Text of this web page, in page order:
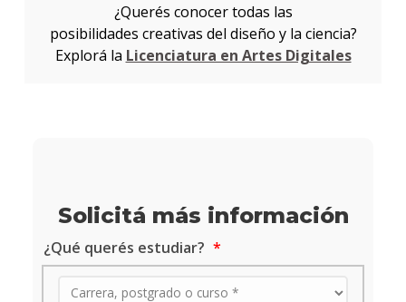
¿Querés conocer todas las
posibilidades creativas del diseño y la ciencia?
Explorá la Licenciatura en Artes Digitales
Solicitá más información
¿Qué querés estudiar?